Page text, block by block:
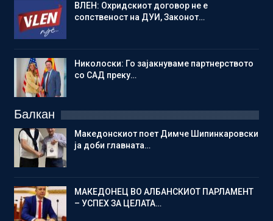
ВЛЕН: Охридскиот договор не е
сопственост на ДУИ, Законот…
Николоски: Го зајакнуваме партнерството
со САД преку…
Балкан
Македонскиот поет Димче Шипинкаровски
ја доби главната…
МАКЕДОНЕЦ ВО АЛБАНСКИОТ ПАРЛАМЕНТ
– УСПЕХ ЗА ЦЕЛАТА…